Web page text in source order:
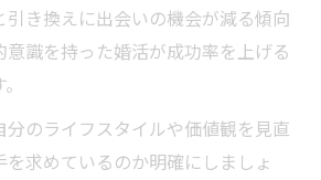
き換えに出会いの機会が減る傾向
意識を持った婚活が成功率を上げる
のライフスタイルや価値観を見直
を求めているのか明確にしましょ